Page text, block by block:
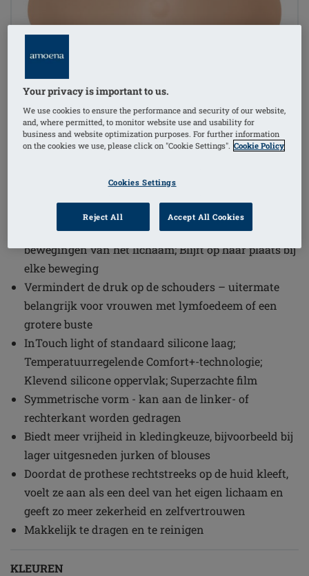
Bestelcode: 385C Contact Light 3S
Past zich direct aan de huid aan en volgt alle
bewegingen van het lichaam; Blijft op haar plaats bij
elke beweging
Vermindert de druk op de schouders – uitermate
belangrijk voor vrouwen met lymfoedeem of een
grotere buste
InTouch light of standaard silicone laag;
Temperatuurregelende Comfort+-technologie;
Klevend silicone oppervlak; Superzachte film
Symmetrische vorm - kan aan de linker- of
rechterkant worden gedragen
Biedt meer vrijheid in kledingkeuze, bijvoorbeeld bij
lager uitgesneden jurken of blouses
Doordat de prothese rechtstreeks op de huid kleeft,
voelt ze aan als een deel van het eigen lichaam en
geeft zo meer zekerheid en zelfvertrouwen
Makkelijk te dragen en te reinigen
KLEUREN
Your privacy is important to us.
We use cookies to ensure the performance and security of our website,
and, where permitted, to monitor website use and usability for
business and website optimization purposes. For further information
on the cookies we use, please click on "Cookie Settings". Cookie Policy
Cookies Settings
Reject All Accept All Cookies